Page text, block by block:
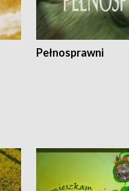
Pełnosprawni